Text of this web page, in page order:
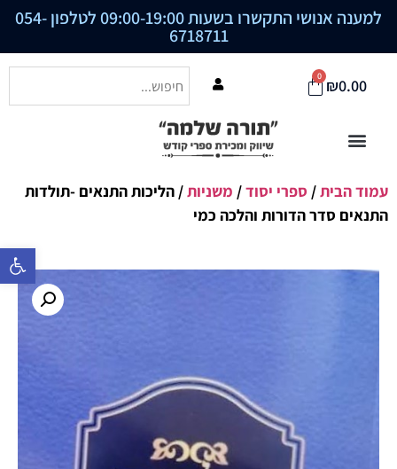
פתח סרגל
למענה אנושי התקשרו בשעות 09:00-19:00 לטלפון 054-
6718711
₪0.00
0
עמוד הבית/ ספרי יסוד/ משניות/ הליכות התנאים -תולדות
התנאים סדר הדורות והלכה כמי